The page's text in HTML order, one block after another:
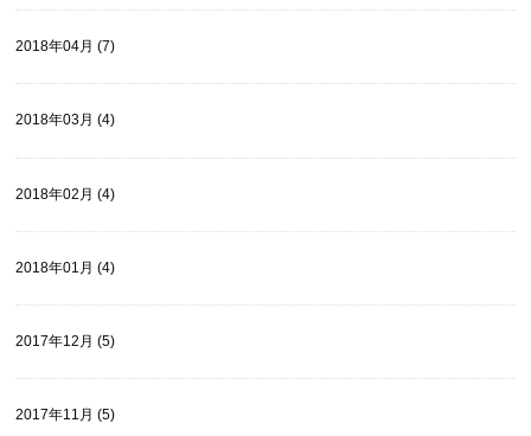
2018年04月 (7)
2018年03月 (4)
2018年02月 (4)
2018年01月 (4)
2017年12月 (5)
2017年11月 (5)